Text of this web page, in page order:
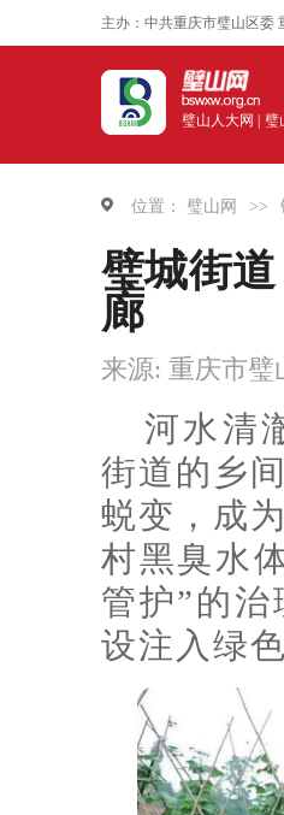
主办：中共重庆市璧山区委
璧山人大网 | 璧
位置： 璧山网 >>
璧城街
廊
来源: 重庆市
河水清
街道的乡
蜕变，成
村黑臭水
管护”的
设注入绿